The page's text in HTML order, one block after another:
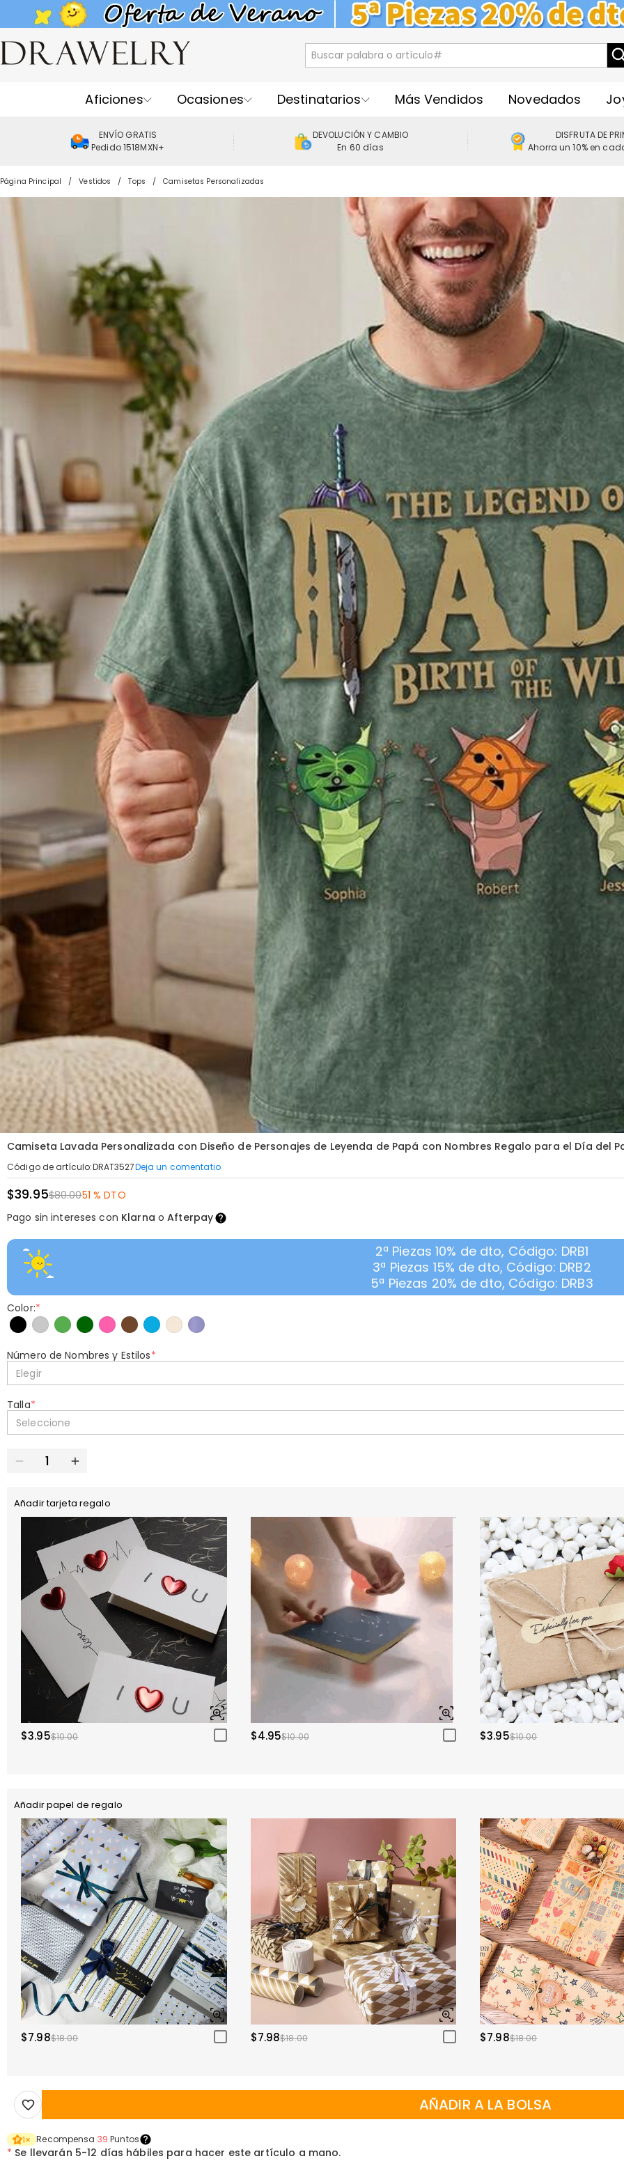
Aficiones Ocasiones Destinatarios Más Vendidos Novedados
ENVÍO GRATIS
Pedido 1518MXN+
DEVOLUCIÓN Y CAMBIO
En 60 días
DISFRUTA DE
Ahorra un 10% en
Página Principal Vestidos Tops Camisetas Personalizadas
Camiseta Lavada Personalizada con Diseño de Personajes de Leyenda de Papá con Nombres Regalo para el Día del
Código de artículo:DRAT3527Deja un comentatio
$39.95$80.0051 % DTO
Pago sin intereses con Klarna oAfterpay
2ª Piezas 10% de dto, Código: DRB1
3ª Piezas 15% de dto, Código: DRB2
5ª Piezas 20% de dto, Código: DRB3
Color:*
Número de Nombres y Estilos*
Elegir
Talla*
Seleccione
Añadir tarjeta regalo
$3.95$10.00 $4.95$10.00 $3.95$10.00
Añadir papel de regalo
$7.98$18.00 $7.98$18.00 $7.98$18.00
AÑADIR A LA BOLSA
1× Recompensa 39 Puntos
* Se llevarán 5-12 días hábiles para hacer este artículo a mano.